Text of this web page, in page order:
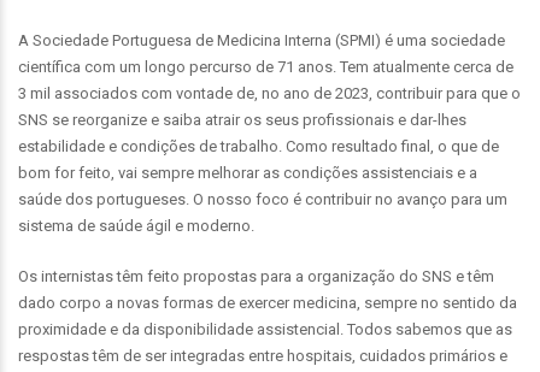
A Sociedade Portuguesa de Medicina Interna (SPMI) é uma sociedade
científica com um longo percurso de 71 anos. Tem atualmente cerca de
3 mil associados com vontade de, no ano de 2023, contribuir para que o
SNS se reorganize e saiba atrair os seus profissionais e dar-lhes
estabilidade e condições de trabalho. Como resultado final, o que de
bom for feito, vai sempre melhorar as condições assistenciais e a
saúde dos portugueses. O nosso foco é contribuir no avanço para um
sistema de saúde ágil e moderno.
Os internistas têm feito propostas para a organização do SNS e têm
dado corpo a novas formas de exercer medicina, sempre no sentido da
proximidade e da disponibilidade assistencial. Todos sabemos que as
respostas têm de ser integradas entre hospitais, cuidados primários e